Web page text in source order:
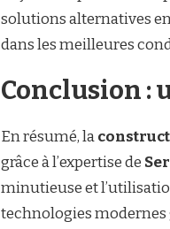
solutions alternatives
dans les meilleures
Conclusion :
En résumé, la
grâce à l’expertise de
minutieuse et
technologies modernes